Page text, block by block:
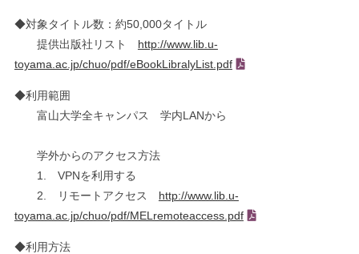
◆対象タイトル数：約50,000タイトル
提供出版社リスト http://www.lib.u-
toyama.ac.jp/chuo/pdf/eBookLibralyList.pdf
◆利用範囲
富山大学全キャンパス 学内LANから
学外からのアクセス方法
1. VPNを利用する
2. リモートアクセス http://www.lib.u-
toyama.ac.jp/chuo/pdf/MELremoteaccess.pdf
◆利用方法